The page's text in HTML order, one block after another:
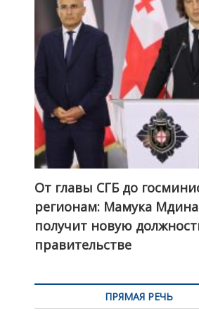
От главы СГБ до
регионам: Мамука
получит новую
правительстве
ПРЯМАЯ РЕЧЬ